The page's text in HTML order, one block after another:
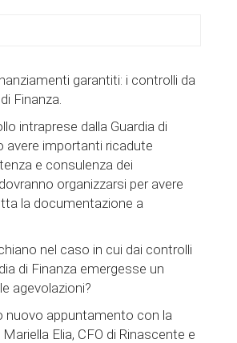
garantiti: i controlli da
Finanza.
intraprese dalla Guardia di
avere importanti ricadute
e consulenza dei
organizzarsi per avere
la documentazione a
nel caso in cui dai controlli
di Finanza emergesse un
agevolazioni?
nuovo appuntamento con la
Elia, CFO di Rinascente e